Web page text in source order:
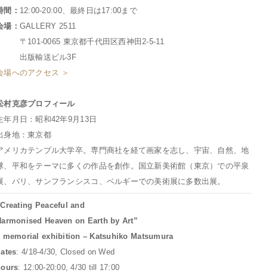
間： 12:00-20:00、最終日は17:00まで
場： GALLERY 2511
〒101-0065 東京都千代田区西神田2-5-11
出版輸送ビル3F
場へのアクセス ＞
村克彦プロフィール
年月日：昭和42年9月13日
身地：東京都
メリカテンプル大学卒。専門商社を経て画家を志し、宇宙、自然、地
、平和をテーマに多くの作品を創作。国立新美術館（東京）での平泉
、パリ、サンフランシスコ、ベルギーでの美術展に多数出展。
Peaceful and
Heaven on Earth by Art”
memorial exhibition – Katsuhiko Matsumura
: 4/18-4/30, Closed on Wed
: 12:00-20:00, 4/30 till 17:00